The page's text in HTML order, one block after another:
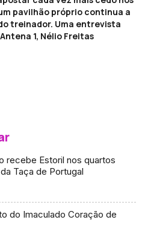
pavilhão próprio continua a
treinador. Uma entrevista
1, Nélio Freitas
recebe Estoril nos quartos
Taça de Portugal
do Imaculado Coração de